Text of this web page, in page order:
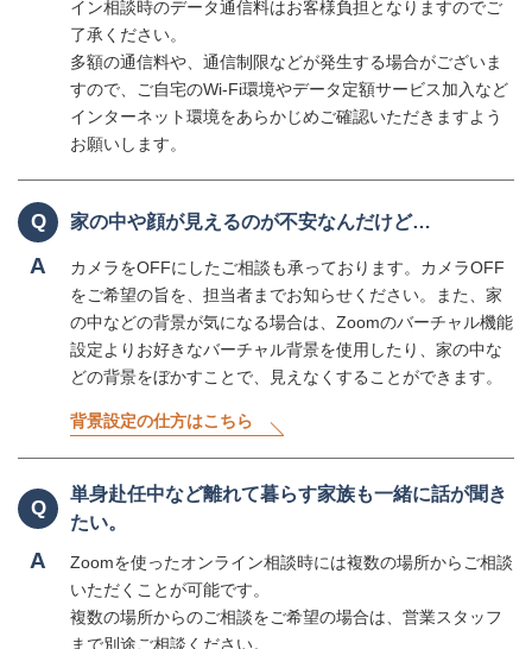
イン相談時のデータ通信料はお客様負担となりますのでご
了承ください。
多額の通信料や、通信制限などが発生する場合がございま
すので、ご自宅のWi-Fi環境やデータ定額サービス加入など
インターネット環境をあらかじめご確認いただきますよう
お願いします。
Q 家の中や顔が見えるのが不安なんだけど…
A
カメラをOFFにしたご相談も承っております。カメラOFF
をご希望の旨を、担当者までお知らせください。また、家
の中などの背景が気になる場合は、Zoomのバーチャル機能
設定よりお好きなバーチャル背景を使用したり、家の中な
どの背景をぼかすことで、見えなくすることができます。
背景設定の仕方はこちら
Q
単身赴任中など離れて暮らす家族も一緒に話が聞き
たい。
A
Zoomを使ったオンライン相談時には複数の場所からご相談
いただくことが可能です。
複数の場所からのご相談をご希望の場合は、営業スタッフ
まで別途ご相談ください。